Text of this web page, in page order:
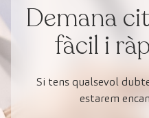
Demana
fàcil i
Si tens qualsevol
estarem